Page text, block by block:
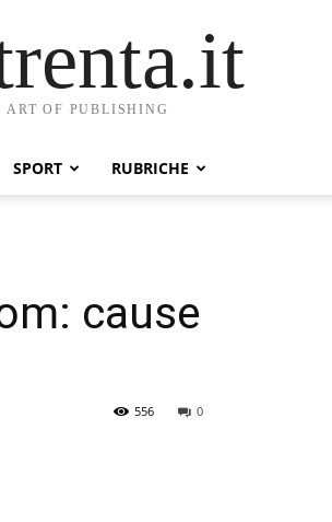
ART OF PUBLISHING
SPORT RUBRICHE
cause
0
556